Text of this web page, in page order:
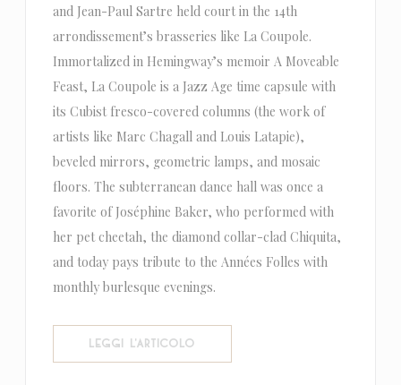
and Jean-Paul Sartre held court in the 14th
arrondissement’s brasseries like La Coupole.
Immortalized in Hemingway’s memoir A Moveable
Feast, La Coupole is a Jazz Age time capsule with
its Cubist fresco-covered columns (the work of
artists like Marc Chagall and Louis Latapie),
beveled mirrors, geometric lamps, and mosaic
floors. The subterranean dance hall was once a
favorite of Joséphine Baker, who performed with
her pet cheetah, the diamond collar-clad Chiquita,
and today pays tribute to the Années Folles with
monthly burlesque evenings.
LEGGI L'ARTICOLO